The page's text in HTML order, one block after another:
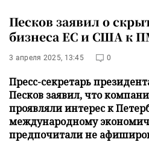
Песков заявил о
бизнеса ЕС и США к
3 апреля 2025, 13:45 0
Пресс-секретарь
Песков заявил, что
проявляли интерес к
международному
предпочитали не